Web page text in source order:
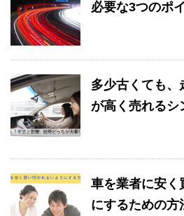
必要な3つのポ
多少古くても、
が高く売れるシ
車を業者に安く
にするための方